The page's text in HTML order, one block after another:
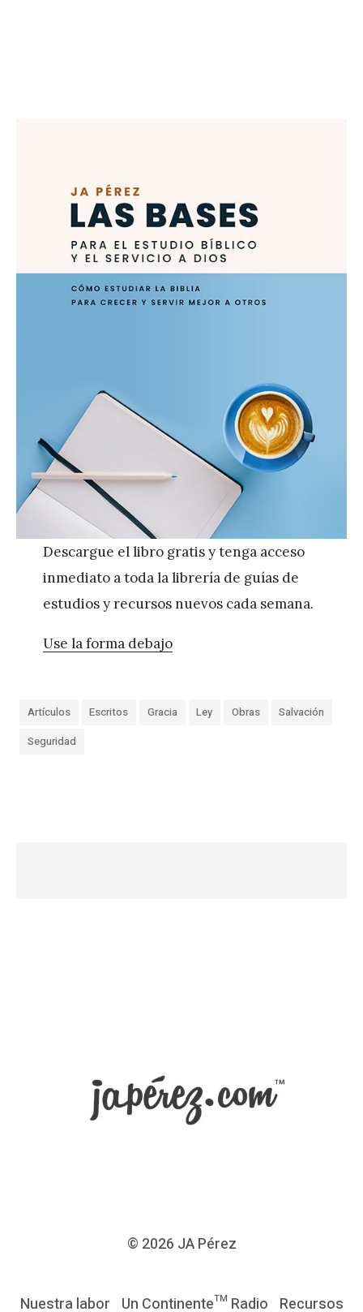
Descargue el libro gratis y tenga acceso
inmediato a toda la librería de guías de
estudios y recursos nuevos cada semana.
Use la forma debajo
Artículos Escritos Gracia Ley Obras
Salvación
Seguridad
© 2026 JA Pérez
Nuestra labor Un Continente™ Radio Recursos